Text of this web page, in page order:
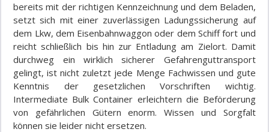
bereits mit der richtigen Kennzeichnung und dem Beladen,
setzt sich mit einer zuverlässigen Ladungssicherung auf
dem Lkw, dem Eisenbahnwaggon oder dem Schiff fort und
reicht schließlich bis hin zur Entladung am Zielort. Damit
durchweg ein wirklich sicherer Gefahrenguttransport
gelingt, ist nicht zuletzt jede Menge Fachwissen und gute
Kenntnis der gesetzlichen Vorschriften wichtig.
Intermediate Bulk Container erleichtern die Beförderung
von gefährlichen Gütern enorm. Wissen und Sorgfalt
können sie leider nicht ersetzen.